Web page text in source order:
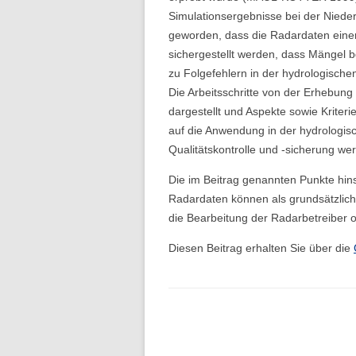
Folge 9 – Internationale Kommission
zum Schutz des Rheins
Folge 8 – Oeschger-Zentrum für
Klimaforschung
Folge 6 – Starkregen und Sturzfluten
Simulationsergebnisse bei der
geworden, dass die Radardaten
sichergestellt werden, dass Mängel
zu Folgefehlern in der
Die Arbeitsschritte von der
dargestellt und Aspekte sowie
auf die Anwendung in der
Qualitätskontrolle und -sicherung
Die im Beitrag genannten Punkte
Radardaten können als
die Bearbeitung der Radarbetreiber
Diesen Beitrag erhalten Sie über die